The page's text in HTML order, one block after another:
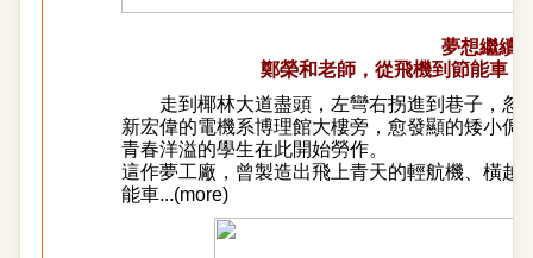
夢想繼續
鄭榮和老師，從飛機到節能車
走到椰林大道盡頭，左彎右拐進到巷子，忽
新宏偉的電機系博理館大樓旁，愈發顯的矮小
青春洋溢的學生在此開始勞作。
這作夢工廠，曾製造出飛上青天的輕航機、橫越
能車...(more)